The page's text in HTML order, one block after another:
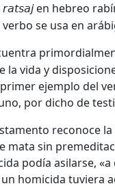
ratsajen hebreo
se usa en
la vida y
ejemplo del
por dicho de
reconoce
mata sin
podía asilarse,
homicida tuviera